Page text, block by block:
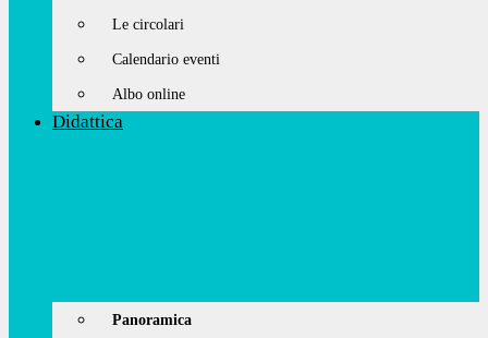
Le circolari
Calendario eventi
Albo online
Didattica
Panoramica